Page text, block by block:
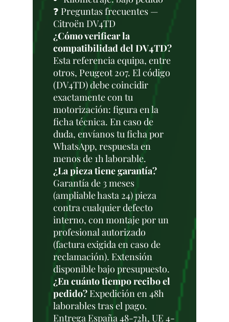
❓ Preguntas frecuentes —
Citroën DV4TD
¿Cómo verificar la
compatibilidad del DV4TD?
Esta referencia equipa, entre
otros, Peugeot 207. El código
(DV4TD) debe coincidir
exactamente con tu
motorización: figura en la
ficha técnica. En caso de
duda, envíanos tu ficha por
WhatsApp, respuesta en
menos de 1h laborable.
¿La pieza tiene garantía?
Garantía de 3 meses
(ampliable hasta 24) pieza
contra cualquier defecto
interno, con montaje por un
profesional autorizado
(factura exigida en caso de
reclamación). Extensión
disponible bajo presupuesto.
¿En cuánto tiempo recibo el
pedido? Expedición en 48h
laborables tras el pago.
Entrega España 48-72h, UE 4-